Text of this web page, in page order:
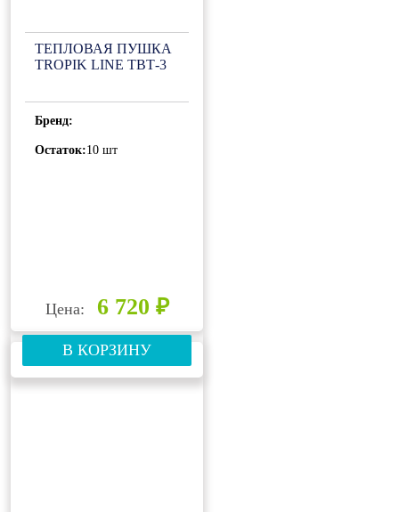
ТЕПЛОВАЯ ПУШКА
TROPIK LINE ТВТ-3
Бренд:
Остаток:10 шт
Цена: 6 720 ₽
В КОРЗИНУ